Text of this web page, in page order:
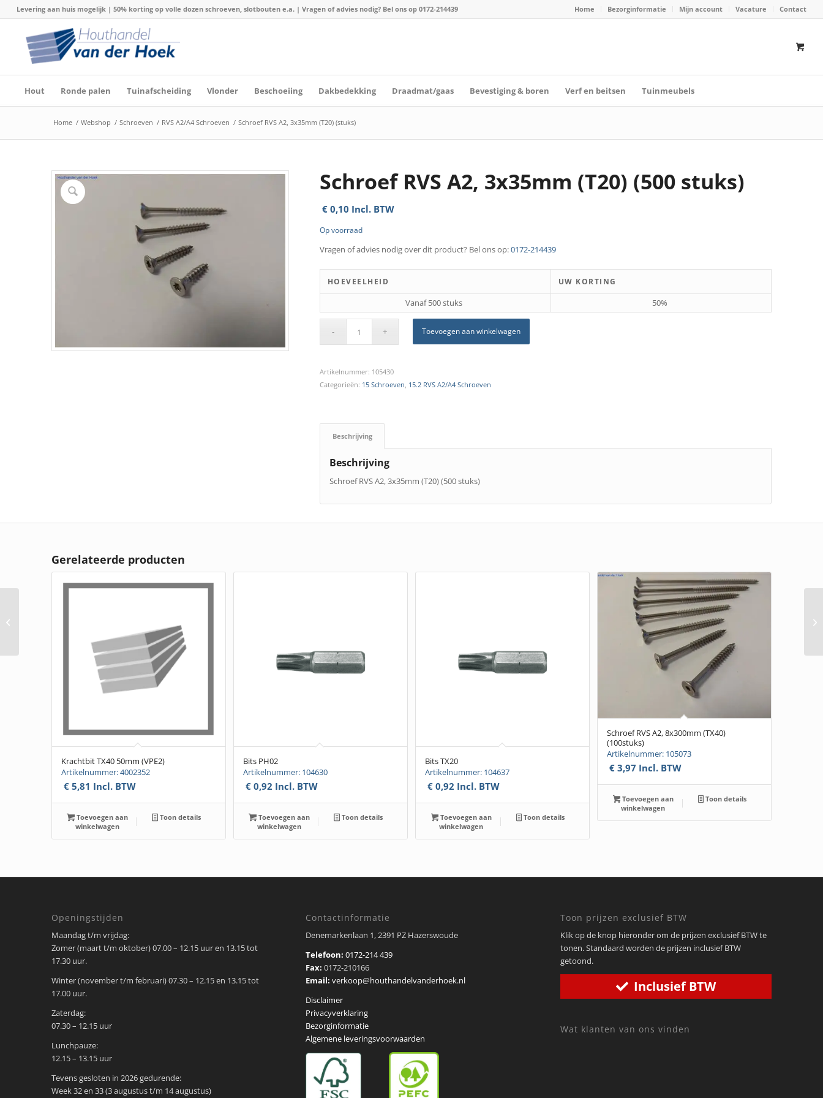
Home Bezorginformatie Mijn account Vacature Contact
Levering aan huis mogelijk | 50% korting op volle dozen schroeven, slotbouten e.a. | Vragen of advies nodig? Bel ons op 0172-214439
Hout Ronde palen Tuinafscheiding Vlonder Beschoeiing Dakbedekking Draadmat/gaas Bevestiging & boren Verf en beitsen Tuinmeubels
Home / Webshop / Schroeven / RVS A2/A4 Schroeven / Schroef RVS A2, 3x35mm (T20) (stuks)
Schroef RVS A2, 3x35mm (T20) (500 stuks)
€0,10 Incl. BTW
Op voorraad
Vragen of advies nodig over dit product? Bel ons op:0172-214439
HOEVEELHEID UW KORTING
Vanaf 500 stuks 50%
Toevoegen aan winkelwagen
Artikelnummer: 105430
Categorieën: 15 Schroeven, 15.2 RVS A2/A4 Schroeven
Beschrijving
Beschrijving
Schroef RVS A2, 3x35mm (T20) (500 stuks)
Gerelateerde producten
Krachtbit TX40 50mm (VPE2)
Artikelnummer: 4002352
€5,81 Incl. BTW
Toevoegen aan
winkelwagen
Toon details
Bits PH02
Artikelnummer: 104630
€0,92 Incl. BTW
Toevoegen aan
winkelwagen
Toon details
Bits TX20
Artikelnummer: 104637
€0,92 Incl. BTW
Toevoegen aan
winkelwagen
Toon details
Schroef RVS A2, 8x300mm (TX40)
(100stuks)
Artikelnummer: 105073
€3,97 Incl. BTW
Toevoegen aan
winkelwagen
Toon details
Openingstijden
Maandag t/m vrijdag:
Zomer (maart t/m oktober) 07.00 – 12.15 uur en 13.15 tot
17.30 uur.
Winter (november t/m februari) 07.30 – 12.15 en 13.15 tot
17.00 uur.
Zaterdag:
07.30 – 12.15 uur
Lunchpauze:
12.15 – 13.15 uur
Tevens gesloten in 2026 gedurende:
Week 32 en 33 (3 augustus t/m 14 augustus)
Contactinformatie
Denemarkenlaan 1, 2391 PZ Hazerswoude
Telefoon:0172-214 439
Fax:0172-210166
Email: verkoop@houthandelvanderhoek.nl
Disclaimer
Privacyverklaring
Bezorginformatie
Algemene leveringsvoorwaarden
Toon prijzen exclusief BTW
Klik op de knop hieronder om de prijzen exclusief BTW te
tonen. Standaard worden de prijzen inclusief BTW
getoond.
Inclusief BTW
Wat klanten van ons vinden